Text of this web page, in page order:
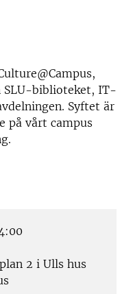
SLU-biblioteket, IT-
Syftet är
på vårt campus
2 i Ulls hus